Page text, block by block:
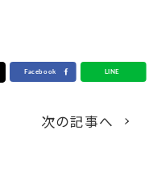
次の記事へ